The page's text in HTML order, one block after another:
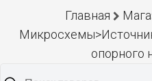
Главная
опорного